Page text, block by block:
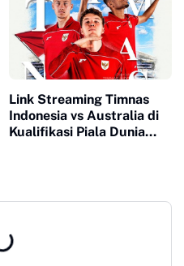
Link Streaming Timnas
Indonesia vs Australia di
Kualifikasi Piala Dunia